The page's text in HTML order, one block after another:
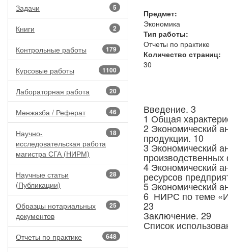
5
Задачи
2
Книги
179
Контрольные работы
1100
Курсовые работы
20
Лабораторная работа
46
Мәнжазба / Реферат
18
Научно-
исследовательская работа
магистра СГА (НИРМ)
28
Научные статьи
(Публикации)
25
Образцы нотариальных
документов
648
Отчеты по практике
Предмет:
Экономика
Тип работы:
Отчеты по практике
Количество страниц:
30
Введение. 3
1 Общая
2 Экономический
продукции. 10
3 Экономический
4 Экономический
ресурсов
5 Экономический
6 НИРС по теме
23
Заключение. 29
Список